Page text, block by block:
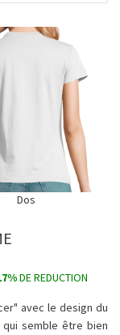
Dos
DE REDUCTION
avec le design du
qui semble être bien